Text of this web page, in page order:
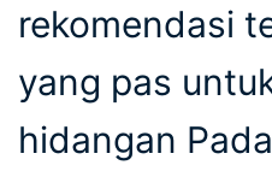
rekomendasi
yang pas
hidangan